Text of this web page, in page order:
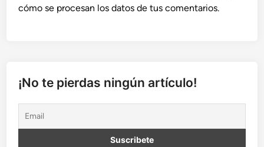
cómo se procesan los datos de tus comentarios.
¡No te pierdas ningún artículo!